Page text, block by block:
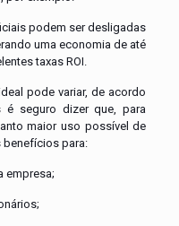
podem ser desligadas
uma economia de até
taxas ROI.
pode variar, de acordo
seguro dizer que, para
maior uso possível de
benefícios para:
empresa;